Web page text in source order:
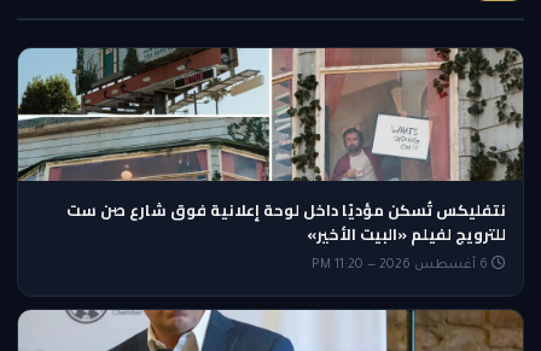
نتفليكس تُسكن مؤديًا داخل لوحة إعلانية فوق شارع صن ست
للترويج لفيلم «البيت الأخير»